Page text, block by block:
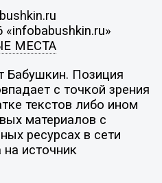
МЕСТА
Бабушкин. Позиция
с точкой зрения
текстов либо ином
материалов с
ресурсах в сети
на источник